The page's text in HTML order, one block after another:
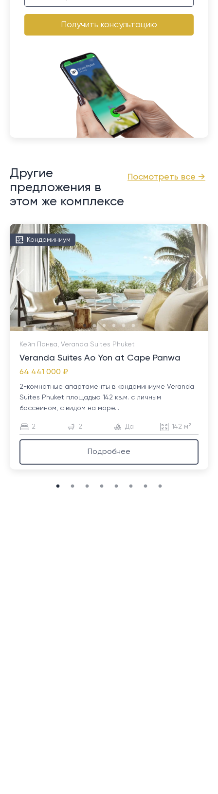
Получить консультацию
Посмотреть все →
Другие
предложения в
этом же комплексе
Кондоминиум
Кейп Панва, Veranda Suites Phuket
Veranda Suites Ao Yon at Cape Panwa
64 441 000 ₽
2-комнатные апартаменты в кондоминиуме Veranda
Suites Phuket площадью 142 кв.м. с личным
бассейном, с видом на море...
2 2 Да 142 м²
Подробнее